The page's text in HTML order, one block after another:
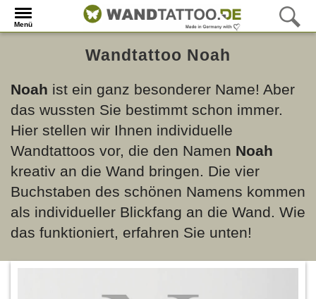
Menü
Wandtattoo Noah
Noah ist ein ganz besonderer Name! Aber
das wussten Sie bestimmt schon immer.
Hier stellen wir Ihnen individuelle
Wandtattoos vor, die den Namen Noah
kreativ an die Wand bringen. Die vier
Buchstaben des schönen Namens kommen
als individueller Blickfang an die Wand. Wie
das funktioniert, erfahren Sie unten!